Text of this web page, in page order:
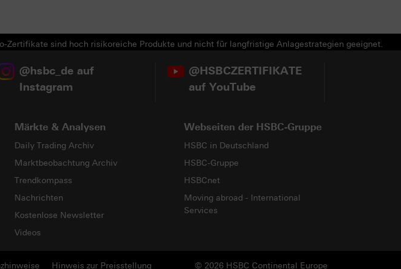
sind hoch risikoreiche Produkte und nicht für langfristige Anlagestrategien geeignet.
@hsbc_de auf
Instagram
@HSBCZERTIFIKATE
auf YouTube
Märkte & Analysen
Daily Trading Archiv
Marktbeobachtung Archiv
Trendkompass
Nachrichten
Kostenlose Newsletter
Videos
Webseiten der HSBC-Gruppe
HSBC in Deutschland
HSBC-Gruppe
HSBCnet
Moving abroad - International
Services
© 2026 HSBC Continental Europe
Hinweis zur Preisstellung